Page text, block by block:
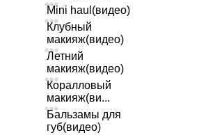
Mini haul(видео)
Клубный
макияж(видео)
Летний
макияж(видео)
Коралловый
макияж(ви...
Бальзамы для
губ(видео)